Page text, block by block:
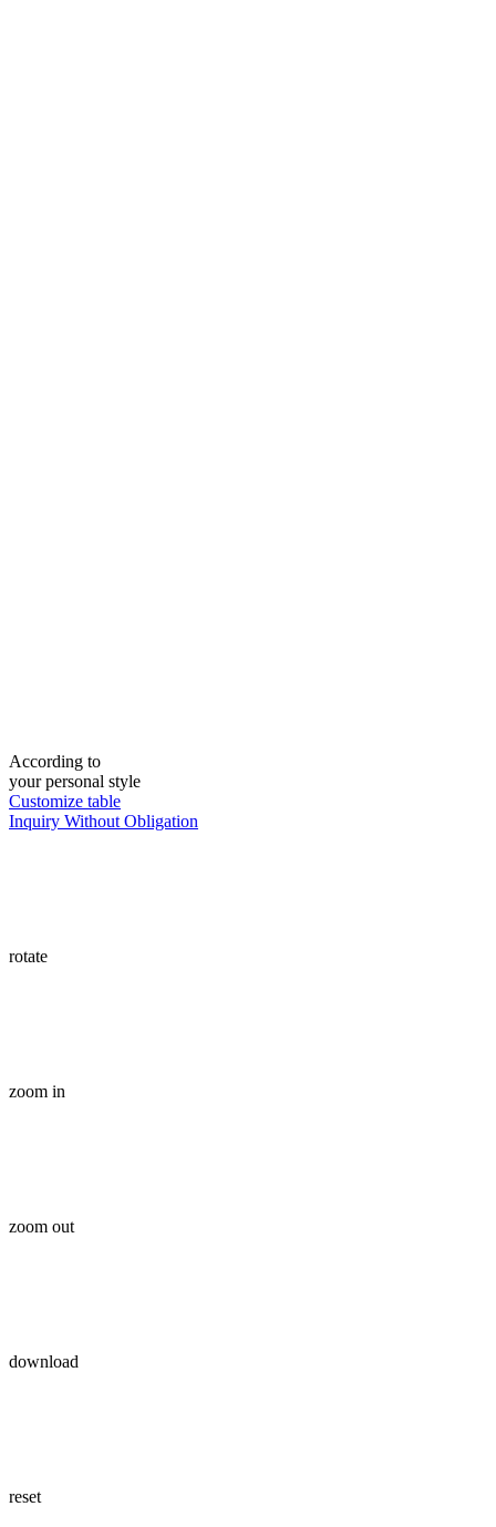
According to
your personal style
Customize table
Inquiry Without Obligation
rotate
zoom in
zoom out
download
reset